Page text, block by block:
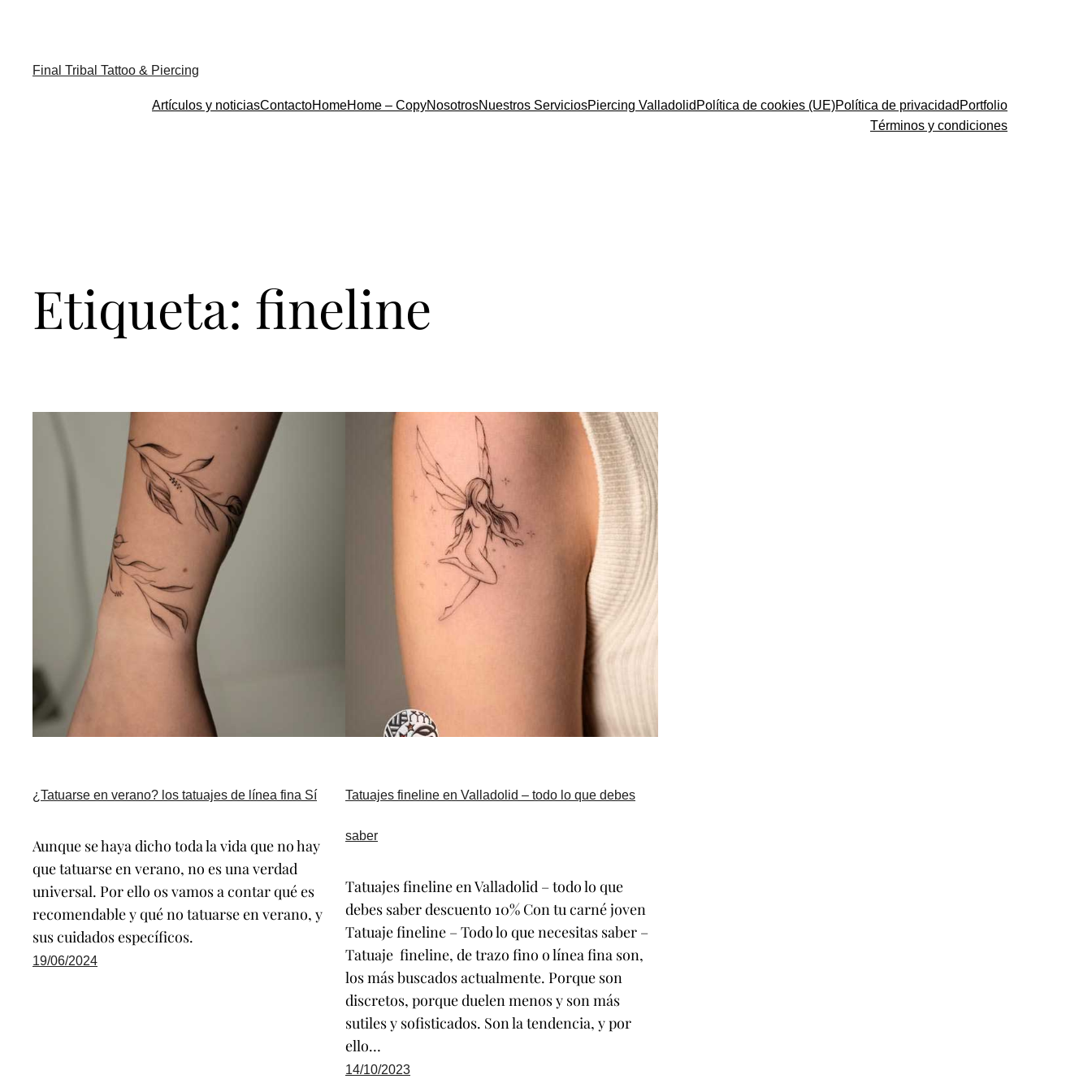
Final Tribal Tattoo & Piercing
Artículos y noticiasContactoHomeHome – CopyNosotrosNuestros ServiciosPiercing Valladolid Política de cookies (UE)Política de privacidad Portfolio
Términos y condiciones
Etiqueta: fineline
¿Tatuarse en verano? los tatuajes de línea fina Sí
Aunque se haya dicho toda la vida que no hay
que tatuarse en verano, no es una verdad
universal. Por ello os vamos a contar qué es
recomendable y qué no tatuarse en verano, y
sus cuidados específicos.
19/06/2024
Tatuajes fineline en Valladolid – todo lo que debes
saber
Tatuajes fineline en Valladolid – todo lo que
debes saber descuento 10% Con tu carné joven
Tatuaje fineline – Todo lo que necesitas saber –
Tatuaje fineline, de trazo fino o línea fina son,
los más buscados actualmente. Porque son
discretos, porque duelen menos y son más
sutiles y sofisticados. Son la tendencia, y por
ello…
14/10/2023